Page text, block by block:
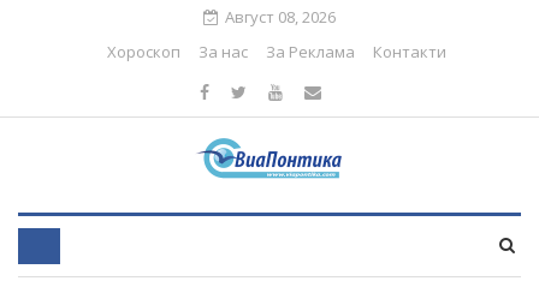
Август 08, 2026
Хороскоп
За нас За Реклама Контакти